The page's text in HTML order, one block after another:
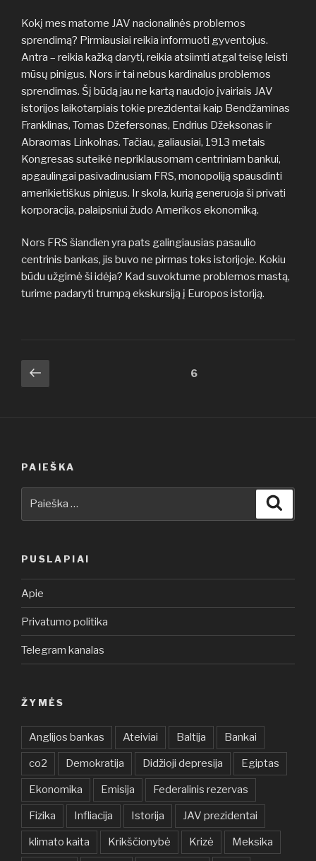
Kokį mes matome JAV nacionalinės problemos
sprendimą? Pirmiausiai reikia informuoti gyventojus.
Antra – reikia kažką daryti, reikia atsiimti atgal teisę leisti
mūsų pinigus. Nors ir tai nebus kardinalus problemos
sprendimas. Šį būdą jau ne kartą naudojo įvairiais JAV
istorijos laikotarpiais tokie prezidentai kaip Bendžaminas
Franklinas, Tomas Džefersonas, Endrius Džeksonas ir
Abraomas Linkolnas. Tačiau, galiausiai, 1913 metais
Kongresas suteikė nepriklausomam centriniam bankui,
apgaulingai pasivadinusiam FRS, monopoliją spausdinti
amerikietiškus pinigus. Ir skola, kurią generuoja ši privati
korporacija, palaipsniui žudo Amerikos ekonomiką.
Nors FRS šiandien yra pats galingiausias pasaulio
centrinis bankas, jis buvo ne pirmas toks istorijoje. Kokiu
būdu užgimė ši idėja? Kad suvoktume problemos mastą,
turime padaryti trumpą ekskursiją į Europos istoriją.
Įrašų
puslapiavimas
Ankstesnis
puslapis
6
PAIEŠKA
PUSLAPIAI
Apie
Privatumo politika
Telegram kanalas
ŽYMĖS
Anglijos bankas Ateiviai Baltija Bankai
co2 Demokratija Didžioji depresija Egiptas
Ekonomika Emisija Federalinis rezervas
Fizika Infliacija Istorija JAV prezidentai
klimato kaita Krikščionybė Krizė Meksika